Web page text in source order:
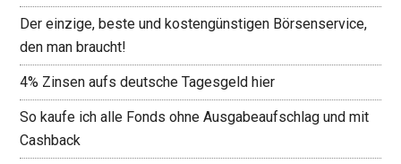
Der einzige, beste und kostengünstigen Börsenservice,
den man braucht!
4% Zinsen aufs deutsche Tagesgeld hier
So kaufe ich alle Fonds ohne Ausgabeaufschlag und mit
Cashback